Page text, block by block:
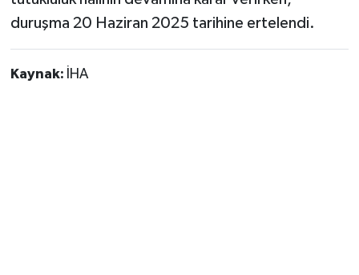
duruşma 20 Haziran 2025 tarihine ertelendi.
Kaynak: İHA